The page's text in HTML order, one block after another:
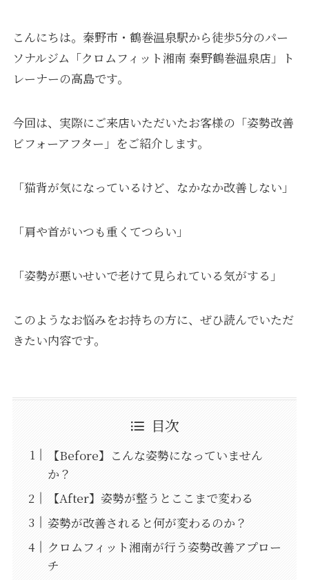
こんにちは。秦野市・鶴巻温泉駅から徒歩5分のパー
ソナルジム「クロムフィット湘南 秦野鶴巻温泉店」ト
レーナーの高島です。
今回は、実際にご来店いただいたお客様の「姿勢改善
ビフォーアフター」をご紹介します。
「猫背が気になっているけど、なかなか改善しない」
「肩や首がいつも重くてつらい」
「姿勢が悪いせいで老けて見られている気がする」
このようなお悩みをお持ちの方に、ぜひ読んでいただ
きたい内容です。
目次
【Before】こんな姿勢になっていません
か？
【After】姿勢が整うとここまで変わる
姿勢が改善されると何が変わるのか？
クロムフィット湘南が行う姿勢改善アプロー
チ